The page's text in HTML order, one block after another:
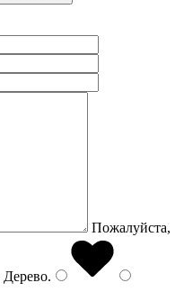
Пожалуйста,
Дерево.